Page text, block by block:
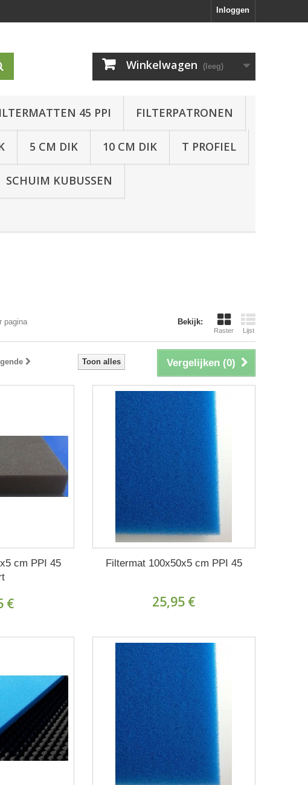
Inloggen
Winkelwagen (leeg)
45 PPI FILTERPATRONEN
5 CM DIK 10 CM DIK T PROFIEL
SCHUIM KUBUSSEN
Bekijk:
Raster Lijst
pagina
Vergelijken (0)
Toon alles
cm PPI 45
€
Filtermat 100x50x5 cm PPI 45
25,95 €